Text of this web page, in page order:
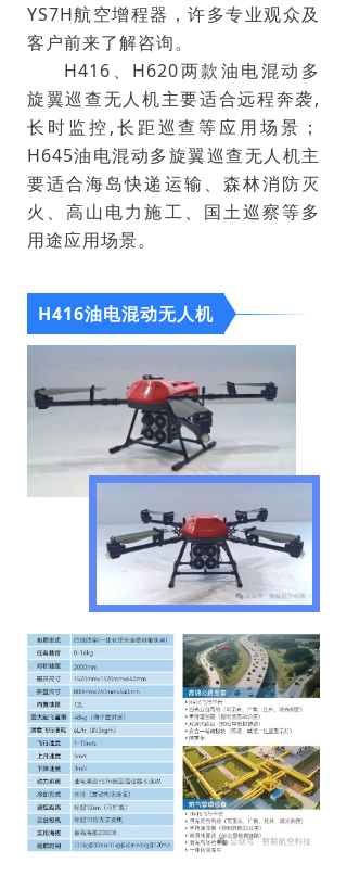
YS7H航空增程器，许多专业观众及
客户前来了解咨询。
H416、H620两款油电混动多
旋翼巡查无人机主要适合远程奔袭,
长时监控,长距巡查等应用场景；
H645油电混动多旋翼巡查无人机主
要适合海岛快递运输、森林消防灭
火、高山电力施工、国土巡察等多
用途应用场景。
H416油电混动无人机